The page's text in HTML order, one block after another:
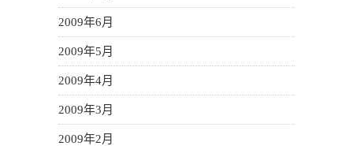
2009年6月
2009年5月
2009年4月
2009年3月
2009年2月